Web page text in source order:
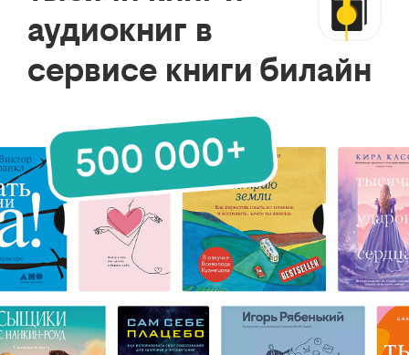
аудиокниг в
сервисе книги билайн